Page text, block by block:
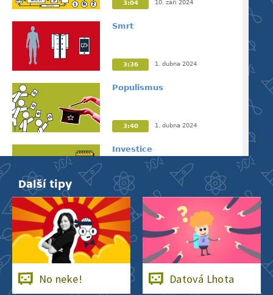
3:04 10. září 2024
Smrt
3:36 1. dubna 2024
Populismus
3:40 1. dubna 2024
Investice
4:10 24. března 2024
Strach
4:33 1. dubna 2022
Derby
Další tipy
No neke! Datová Lhota